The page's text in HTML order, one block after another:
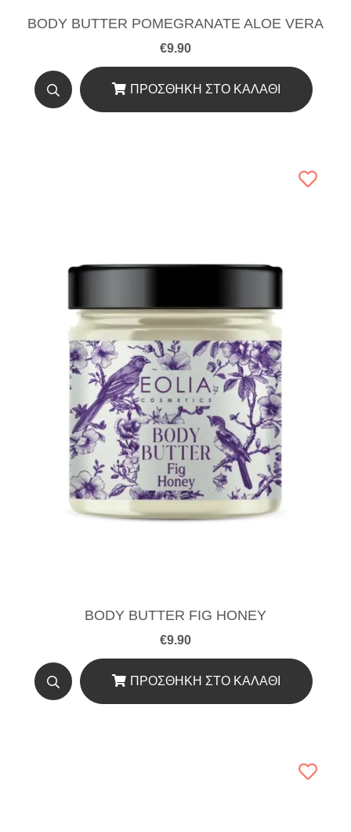
BODY BUTTER POMEGRANATE ALOE VERA
€9.90
ΠΡΟΣΘΉΚΗ ΣΤΟ ΚΑΛΆΘΙ
BODY BUTTER FIG HONEY
€9.90
ΠΡΟΣΘΉΚΗ ΣΤΟ ΚΑΛΆΘΙ